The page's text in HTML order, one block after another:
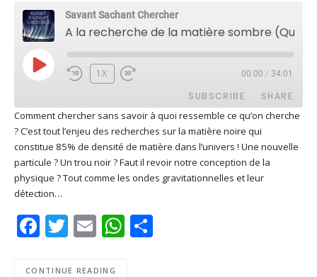
Savant Sachant Chercher
PLAY
EPISODE
1X 00:00 / 34:01
SUBSCRIBE SHARE
Apple Podcasts Deezer
Google Play PocketCasts
Podcast Addict RSS
RSS FEED
SHARE
LINK
EMBED
Comment chercher sans savoir à quoi ressemble ce qu’on cherche
? C’est tout l’enjeu des recherches sur la matière noire qui
constitue 85% de densité de matière dans l’univers ! Une nouvelle
particule ? Un trou noir ? Faut il revoir notre conception de la
physique ? Tout comme les ondes gravitationnelles et leur
détection…
Facebook
Twitter
EmailWhatsApp
CONTINUE READING